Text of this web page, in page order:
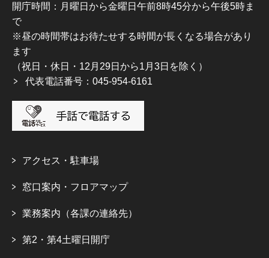
開庁時間：月曜日から金曜日午前8時45分から午後5時ま
で
※昼の時間帯はお待たせする時間が長くなる場合があり
ます
（祝日・休日・12月29日から1月3日を除く）
代表電話番号：045-954-6161
アクセス・駐車場
窓口案内・フロアマップ
業務案内（各課の連絡先）
第2・第4土曜日開庁